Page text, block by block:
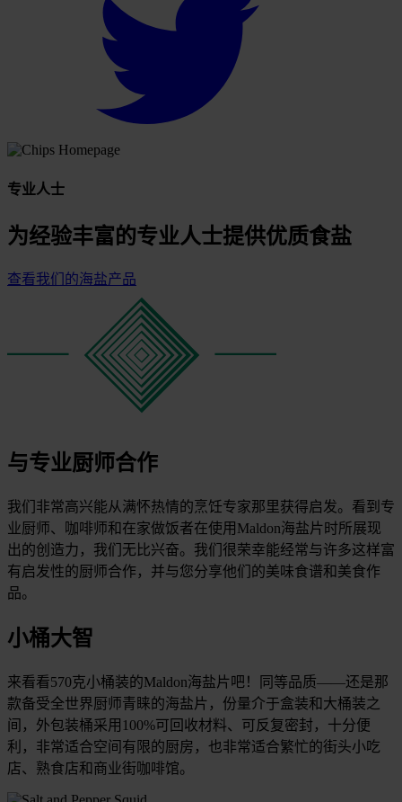
专业人士
为经验丰富的专业人士提供优质食盐
查看我们的海盐产品
与专业厨师合作
我们非常高兴能从满怀热情的烹饪专家那里获得启发。看到专
业厨师、咖啡师和在家做饭者在使用Maldon海盐片时所展现
出的创造力，我们无比兴奋。我们很荣幸能经常与许多这样富
有启发性的厨师合作，并与您分享他们的美味食谱和美食作
品。
小桶大智
来看看570克小桶装的Maldon海盐片吧！同等品质——还是那
款备受全世界厨师青睐的海盐片，份量介于盒装和大桶装之
间，外包装桶采用100%可回收材料、可反复密封，十分便
利，非常适合空间有限的厨房，也非常适合繁忙的街头小吃
店、熟食店和商业街咖啡馆。